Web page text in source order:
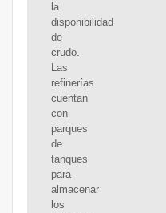
la
disponibilidad
de
crudo.
Las
refinerías
cuentan
con
parques
de
tanques
para
almacenar
los